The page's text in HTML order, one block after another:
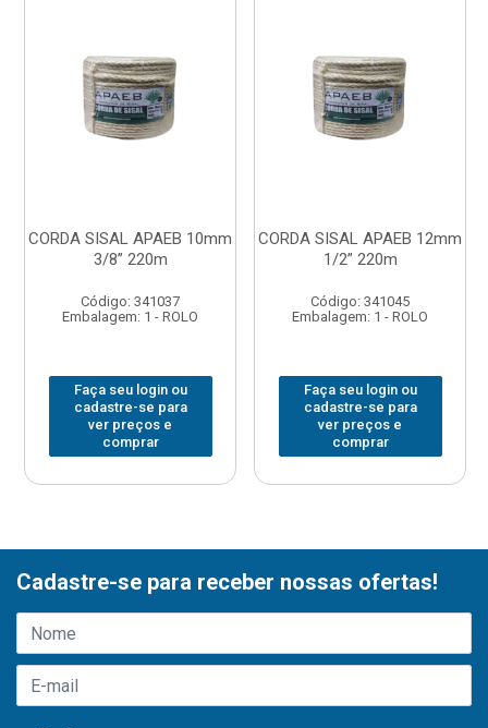
CORDA SISAL APAEB 10mm
3/8” 220m
Código: 341037
Embalagem: 1 - ROLO
Faça seu login ou
cadastre-se para
ver preços e
comprar
CORDA SISAL APAEB 12mm
1/2” 220m
Código: 341045
Embalagem: 1 - ROLO
Faça seu login ou
cadastre-se para
ver preços e
comprar
Cadastre-se para receber nossas ofertas!